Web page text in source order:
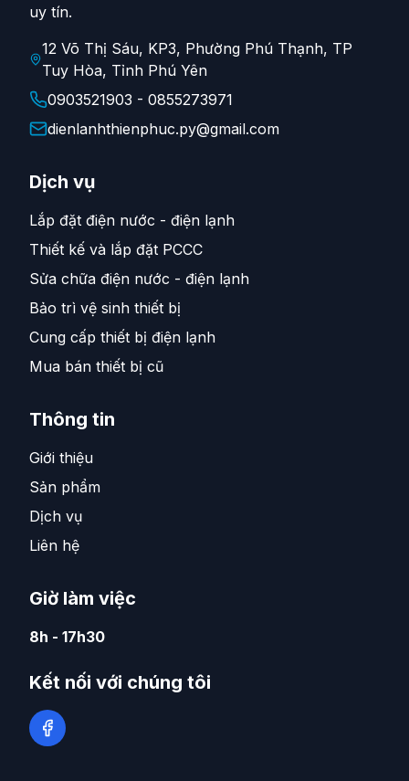
uy tín.
12 Võ Thị Sáu, KP3, Phường Phú Thạnh, TP
Tuy Hòa, Tỉnh Phú Yên
0903521903 - 0855273971
dienlanhthienphuc.py@gmail.com
Dịch vụ
Lắp đặt điện nước - điện lạnh
Thiết kế và lắp đặt PCCC
Sửa chữa điện nước - điện lạnh
Bảo trì vệ sinh thiết bị
Cung cấp thiết bị điện lạnh
Mua bán thiết bị cũ
Thông tin
Giới thiệu
Sản phẩm
Dịch vụ
Liên hệ
Giờ làm việc
8h - 17h30
Kết nối với chúng tôi